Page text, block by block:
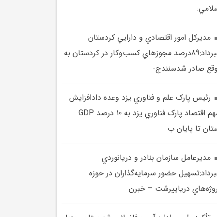
مديرکل امور اقتصادي و دارايي کردستان
خبرداد:89درصد مجوزهاي کسب‌وکار در کردستان به
صادر شدسنندج-
رئيس پارک علم و فناوري يزد وعده دادافزايش
سهم اقتصاد پارک فناوري يزد به 10 درصد GDP
تا پايان ب
مديرعامل سازمان بنادر و دريانوردي
حضور سرمايه‌گذاران در حوزه
درياييرشت – خبرن